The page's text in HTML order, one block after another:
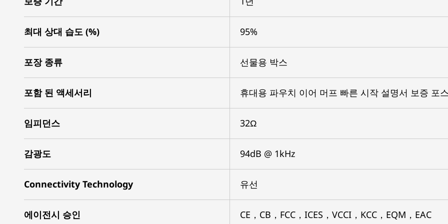
최대 상대 습도 (%) 95%
포장 종류 선물용 박스
포함 된 액세서리 휴대용 파우치 이어 머프 빠른 시작 설명서 보증 포
임피던스 32Ω
감광도 94dB @ 1kHz
Connectivity Technology 유선
에이전시 승인 CE，CB，FCC，ICES，VCCI，KCC，EQM，EAC